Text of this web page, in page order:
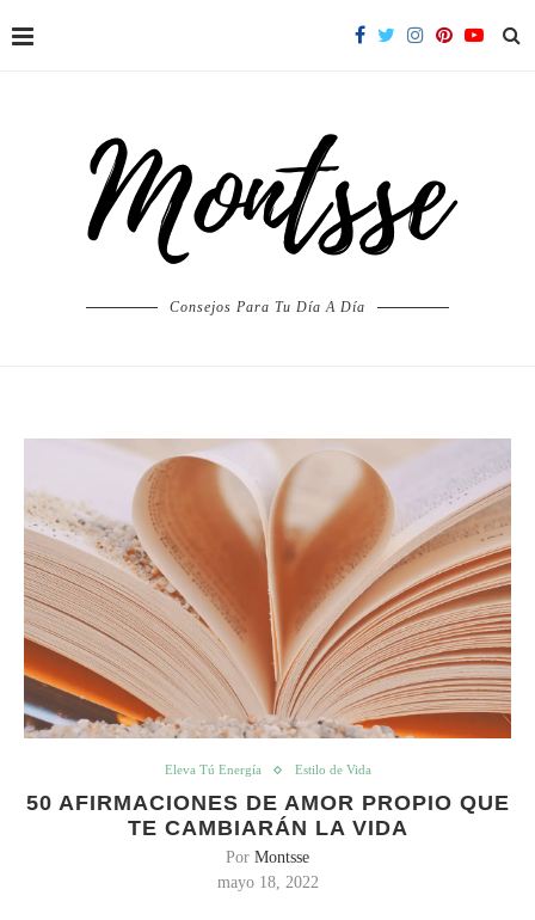
Consejos Para Tu Día A Día
Eleva Tú Energía Estilo de Vida
50 AFIRMACIONES DE AMOR PROPIO QUE
TE CAMBIARÁN LA VIDA
Por Montsse
mayo 18, 2022